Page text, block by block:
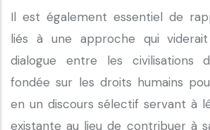
Il est également essentiel de
liés à une approche qui
dialogue entre les civilisations
fondée sur les droits humains
en un discours sélectif servant à
existante au lieu de contribuer à